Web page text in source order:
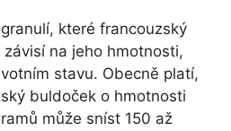
které francouzský
na jeho hmotnosti,
stavu. Obecně platí,
buldoček o hmotnosti
může sníst 150 až